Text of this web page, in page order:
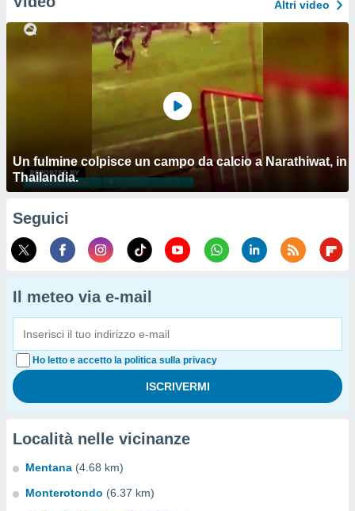
Altri video
Un fulmine colpisce un campo da calcio a Narathiwat, in
Thailandia.
Seguici
Il meteo via e-mail
Ho letto e accetto la politica sulla privacy
Località nelle vicinanze
Mentana (4.68 km)
Monterotondo (6.37 km)